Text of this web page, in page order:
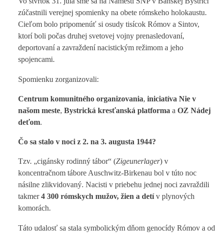
zúčastnili verejnej spomienky na obete rómskeho holokaustu.
Cieľom bolo pripomenúť si osudy tisícok Rómov a Sintov,
ktorí boli počas druhej svetovej vojny prenasledovaní,
deportovaní a zavraždení nacistickým režimom a jeho
spojencami.
Spomienku zorganizovali:
Centrum komunitného organizovania, iniciatíva Nie v
našom meste, Bystrická kresťanská platformaa OZ Nádej
deťom.
Čo sa stalo v noci z 2. na 3. augusta 1944?
Tzv. „cigánsky rodinný tábor“ (Zigeunerlager) v
koncentračnom tábore Auschwitz-Birkenau bol v túto noc
násilne zlikvidovaný. Nacisti v priebehu jednej noci zavraždili
takmer4 300 rómskych mužov, žien a detív plynových
komorách.
Táto udalosť sa stala symbolickým dňom genocídy Rómov a od